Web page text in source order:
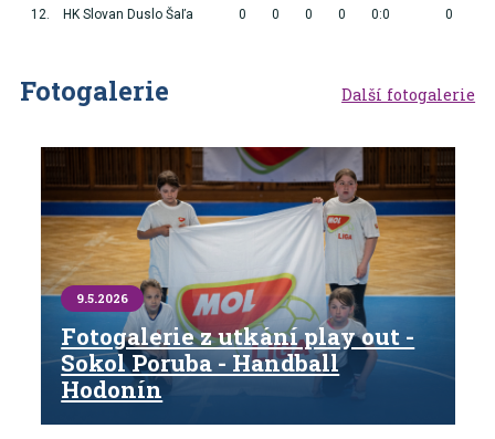
12.
HK Slovan Duslo Šaľa 0 0 0 0 0:0 0
Další fotogalerie
Fotogalerie
9.5.2026
Fotogalerie z utkání play out -
Sokol Poruba - Handball
Hodonín